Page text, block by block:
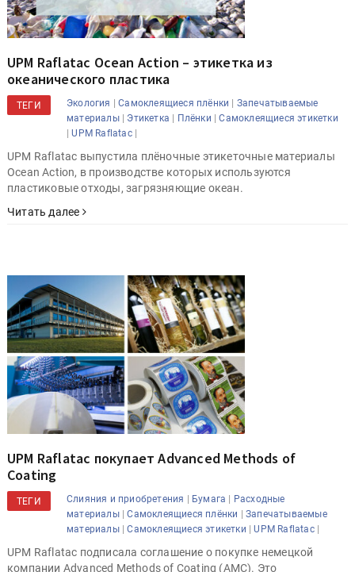
UPM Raflatac Ocean Action – этикетка из
океанического пластика
ТЕГИ Экология |Самоклеящиеся плёнки | Запечатываемые
материалы| Этикетка | Плёнки |Самоклеящиеся этикетки
|UPM Raflatac|
UPM Raflatac выпустила плёночные этикеточные материалы
Ocean Action, в производстве которых используются
пластиковые отходы, загрязняющие океан.
Читать далее
UPM Raflatac покупает Advanced Methods of
Coating
ТЕГИ Слияния и приобретения | Бумага | Расходные
материалы|Самоклеящиеся плёнки |Запечатываемые
материалы|Самоклеящиеся этикетки |UPM Raflatac|
UPM Raflatac подписала соглашение о покупке немецкой
компании Advanced Methods of Coating (AMC). Это